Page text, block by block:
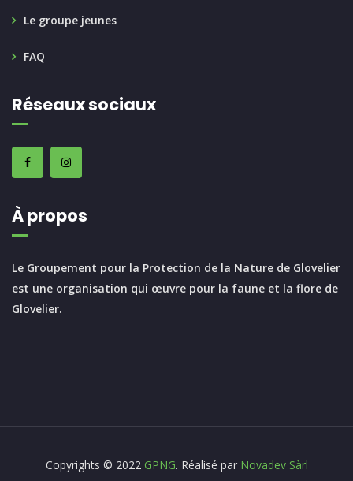
Le groupe jeunes
FAQ
Réseaux sociaux
À propos
Le Groupement pour la Protection de la Nature de Glovelier
est une organisation qui œuvre pour la faune et la flore de
Glovelier.
Copyrights © 2022GPNG. Réalisé par Novadev Sàrl